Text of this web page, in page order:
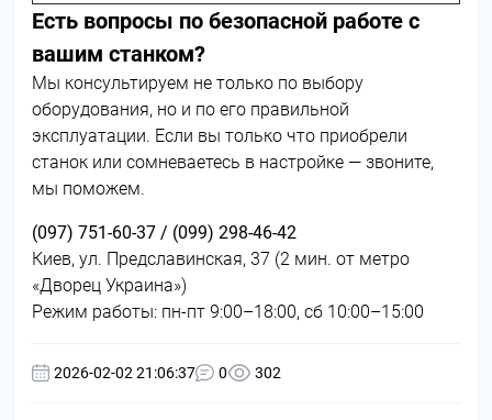
Есть вопросы по безопасной работе с
вашим станком?
Мы консультируем не только по выбору
оборудования, но и по его правильной
эксплуатации. Если вы только что приобрели
станок или сомневаетесь в настройке — звоните,
мы поможем.
(097) 751-60-37 / (099) 298-46-42
Киев, ул. Предславинская, 37 (2 мин. от метро
«Дворец Украина»)
Режим работы: пн-пт 9:00–18:00, сб 10:00–15:00
2026-02-02 21:06:37 0 302